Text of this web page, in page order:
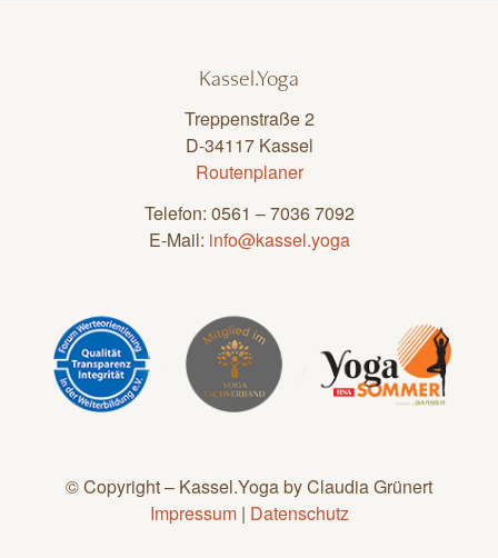
Kassel.Yoga
Treppenstraße 2
D-34117 Kassel
Routenplaner
Telefon: 0561 – 7036 7092
E-Mail: info@kassel.yoga
© Copyright – Kassel.Yoga by Claudia Grünert
Impressum| Datenschutz